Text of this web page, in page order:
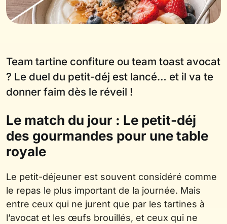
Team tartine confiture ou team toast avocat
? Le duel du petit-déj est lancé… et il va te
donner faim dès le réveil !
Le match du jour : Le petit-déj
des gourmandes pour une table
royale
Le petit-déjeuner est souvent considéré comme
le repas le plus important de la journée. Mais
entre ceux qui ne jurent que par les tartines à
l’avocat et les œufs brouillés, et ceux qui ne